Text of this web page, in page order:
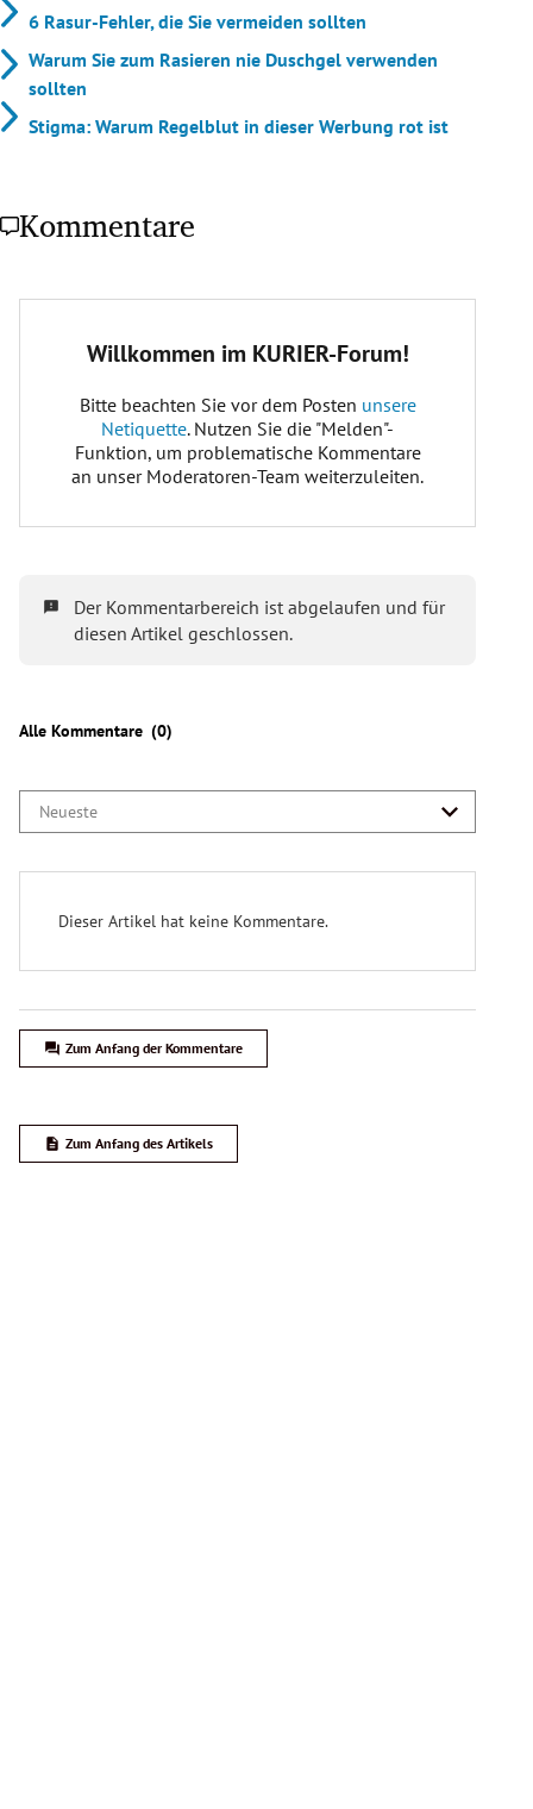
6 Rasur-Fehler, die Sie vermeiden sollten
Warum Sie zum Rasieren nie Duschgel verwenden
sollten
Stigma: Warum Regelblut in dieser Werbung rot ist
Kommentare